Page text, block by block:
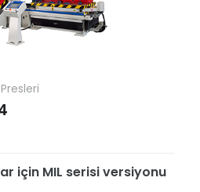
için MIL serisi versiyonu